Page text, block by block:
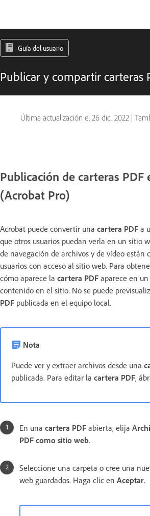
Guía del usuario
Publicar y compartir carteras
Última actualización el 26 dic. 2022 | También se
Publicación de carteras
(Acrobat Pro)
Acrobat puede convertir una cartera PDF a
que otros usuarios puedan verla en un sitio
de navegación de archivos y de vídeo están
usuarios con acceso al sitio web. Para
cómo aparece la cartera PDF aparece en
contenido en el sitio. No se puede
PDF publicada en el equipo local.
Nota
Puede ver y extraer archivos desde una
publicada. Para editar la cartera PDF,
En una cartera PDF abierta, elija
PDF como sitio web.
Seleccione una carpeta o cree una
web guardados. Haga clic en Aceptar.